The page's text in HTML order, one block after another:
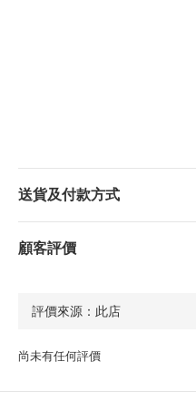
送貨及付款方式
顧客評價
尚未有任何評價